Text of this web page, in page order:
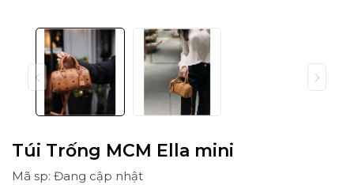
Túi Trống MCM Ella mini
Mã sp: Đang cập nhật